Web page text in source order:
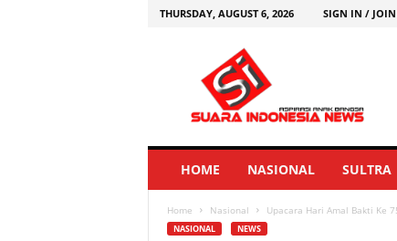
THURSDAY, AUGUST 6, 2026 SIGN IN / JOIN
HOME NASIONAL SULTRA
Home Nasional Upacara Hari Amal Bakti Ke
NASIONAL NEWS